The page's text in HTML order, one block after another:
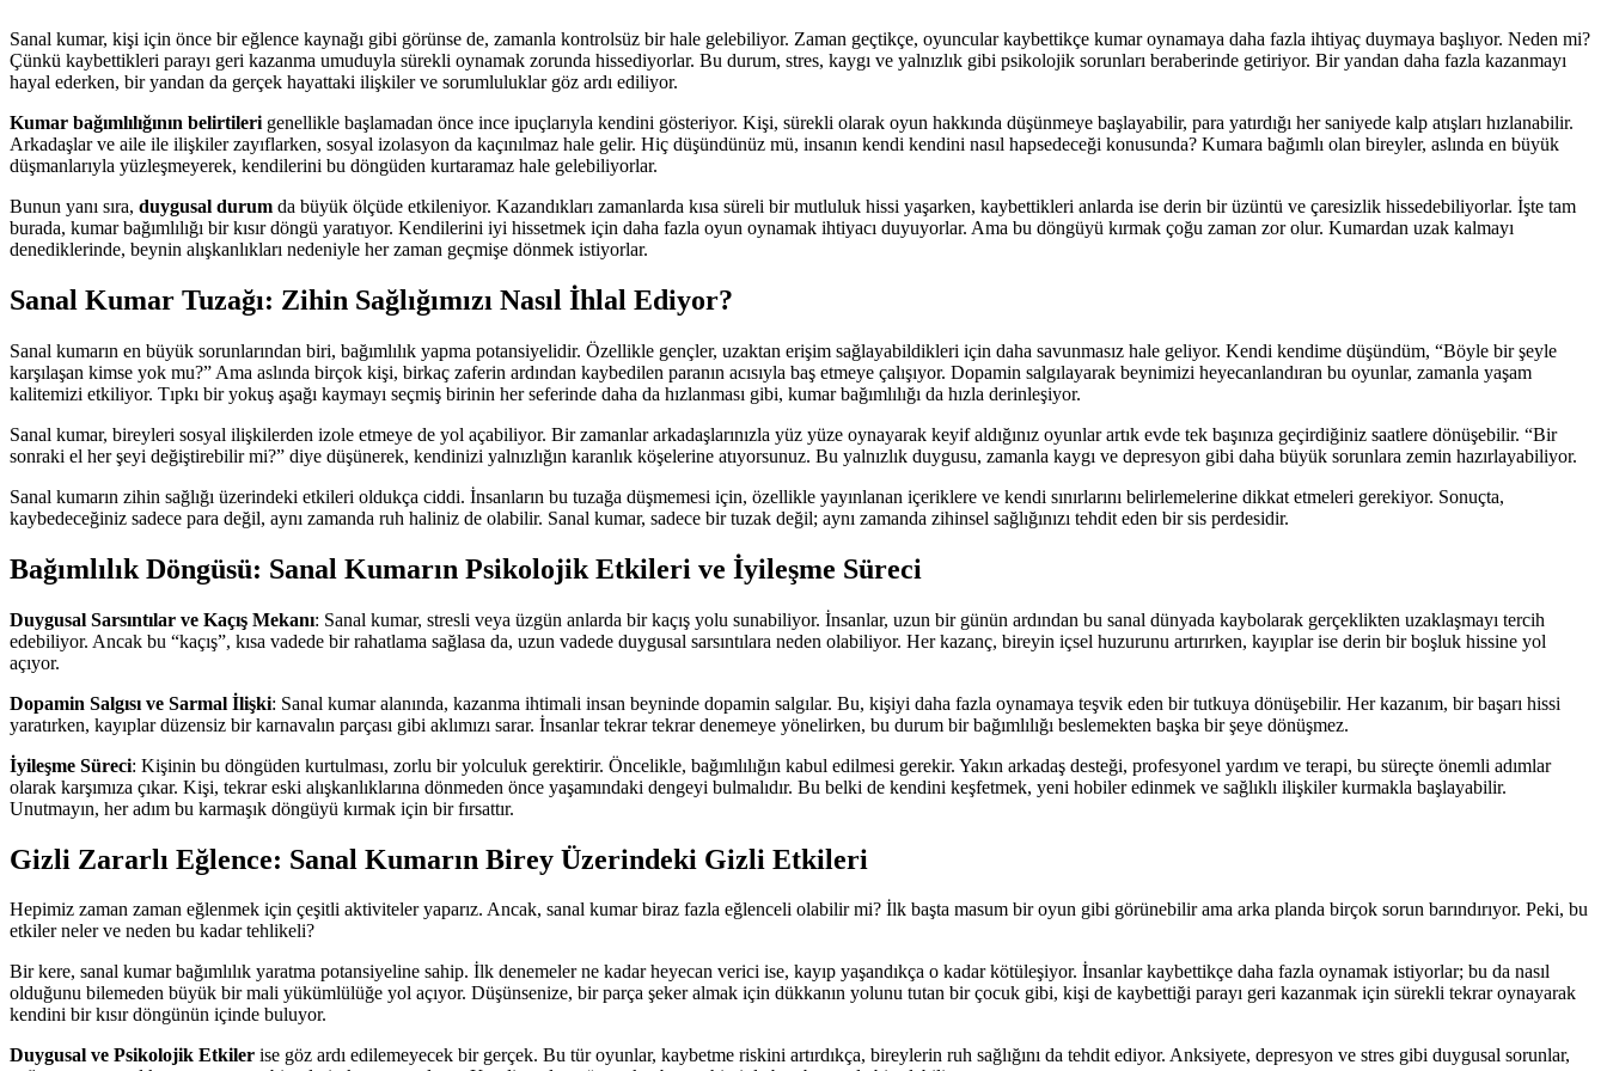
Sanal kumar, kişi için önce bir eğlence kaynağı gibi görünse de, zamanla kontrolsüz bir hale gelebiliyor. Zaman geçtikçe, oyuncular kaybettikçe kumar oynamaya daha fazla ihtiyaç duymaya başlıyor. Neden mi?
Çünkü kaybettikleri parayı geri kazanma umuduyla sürekli oynamak zorunda hissediyorlar. Bu durum, stres, kaygı ve yalnızlık gibi psikolojik sorunları beraberinde getiriyor. Bir yandan daha fazla kazanmayı
hayal ederken, bir yandan da gerçek hayattaki ilişkiler ve sorumluluklar göz ardı ediliyor.
Kumar bağımlılığının belirtileri genellikle başlamadan önce ince ipuçlarıyla kendini gösteriyor. Kişi, sürekli olarak oyun hakkında düşünmeye başlayabilir, para yatırdığı her saniyede kalp atışları hızlanabilir.
Arkadaşlar ve aile ile ilişkiler zayıflarken, sosyal izolasyon da kaçınılmaz hale gelir. Hiç düşündünüz mü, insanın kendi kendini nasıl hapsedeceği konusunda? Kumara bağımlı olan bireyler, aslında en büyük
düşmanlarıyla yüzleşmeyerek, kendilerini bu döngüden kurtaramaz hale gelebiliyorlar.
Bunun yanı sıra, duygusal durum da büyük ölçüde etkileniyor. Kazandıkları zamanlarda kısa süreli bir mutluluk hissi yaşarken, kaybettikleri anlarda ise derin bir üzüntü ve çaresizlik hissedebiliyorlar. İşte tam
burada, kumar bağımlılığı bir kısır döngü yaratıyor. Kendilerini iyi hissetmek için daha fazla oyun oynamak ihtiyacı duyuyorlar. Ama bu döngüyü kırmak çoğu zaman zor olur. Kumardan uzak kalmayı
denediklerinde, beynin alışkanlıkları nedeniyle her zaman geçmişe dönmek istiyorlar.
Sanal Kumar Tuzağı: Zihin Sağlığımızı Nasıl İhlal Ediyor?
Sanal kumarın en büyük sorunlarından biri, bağımlılık yapma potansiyelidir. Özellikle gençler, uzaktan erişim sağlayabildikleri için daha savunmasız hale geliyor. Kendi kendime düşündüm, “Böyle bir şeyle
karşılaşan kimse yok mu?” Ama aslında birçok kişi, birkaç zaferin ardından kaybedilen paranın acısıyla baş etmeye çalışıyor. Dopamin salgılayarak beynimizi heyecanlandıran bu oyunlar, zamanla yaşam
kalitemizi etkiliyor. Tıpkı bir yokuş aşağı kaymayı seçmiş birinin her seferinde daha da hızlanması gibi, kumar bağımlılığı da hızla derinleşiyor.
Sanal kumar, bireyleri sosyal ilişkilerden izole etmeye de yol açabiliyor. Bir zamanlar arkadaşlarınızla yüz yüze oynayarak keyif aldığınız oyunlar artık evde tek başınıza geçirdiğiniz saatlere dönüşebilir. “Bir
sonraki el her şeyi değiştirebilir mi?” diye düşünerek, kendinizi yalnızlığın karanlık köşelerine atıyorsunuz. Bu yalnızlık duygusu, zamanla kaygı ve depresyon gibi daha büyük sorunlara zemin hazırlayabiliyor.
Sanal kumarın zihin sağlığı üzerindeki etkileri oldukça ciddi. İnsanların bu tuzağa düşmemesi için, özellikle yayınlanan içeriklere ve kendi sınırlarını belirlemelerine dikkat etmeleri gerekiyor. Sonuçta,
kaybedeceğiniz sadece para değil, aynı zamanda ruh haliniz de olabilir. Sanal kumar, sadece bir tuzak değil; aynı zamanda zihinsel sağlığınızı tehdit eden bir sis perdesidir.
Bağımlılık Döngüsü: Sanal Kumarın Psikolojik Etkileri ve İyileşme Süreci
Duygusal Sarsıntılar ve Kaçış Mekanı: Sanal kumar, stresli veya üzgün anlarda bir kaçış yolu sunabiliyor. İnsanlar, uzun bir günün ardından bu sanal dünyada kaybolarak gerçeklikten uzaklaşmayı tercih
edebiliyor. Ancak bu “kaçış”, kısa vadede bir rahatlama sağlasa da, uzun vadede duygusal sarsıntılara neden olabiliyor. Her kazanç, bireyin içsel huzurunu artırırken, kayıplar ise derin bir boşluk hissine yol
açıyor.
Dopamin Salgısı ve Sarmal İlişki: Sanal kumar alanında, kazanma ihtimali insan beyninde dopamin salgılar. Bu, kişiyi daha fazla oynamaya teşvik eden bir tutkuya dönüşebilir. Her kazanım, bir başarı hissi
yaratırken, kayıplar düzensiz bir karnavalın parçası gibi aklımızı sarar. İnsanlar tekrar tekrar denemeye yönelirken, bu durum bir bağımlılığı beslemekten başka bir şeye dönüşmez.
İyileşme Süreci: Kişinin bu döngüden kurtulması, zorlu bir yolculuk gerektirir. Öncelikle, bağımlılığın kabul edilmesi gerekir. Yakın arkadaş desteği, profesyonel yardım ve terapi, bu süreçte önemli adımlar
olarak karşımıza çıkar. Kişi, tekrar eski alışkanlıklarına dönmeden önce yaşamındaki dengeyi bulmalıdır. Bu belki de kendini keşfetmek, yeni hobiler edinmek ve sağlıklı ilişkiler kurmakla başlayabilir.
Unutmayın, her adım bu karmaşık döngüyü kırmak için bir fırsattır.
Gizli Zararlı Eğlence: Sanal Kumarın Birey Üzerindeki Gizli Etkileri
Hepimiz zaman zaman eğlenmek için çeşitli aktiviteler yaparız. Ancak, sanal kumar biraz fazla eğlenceli olabilir mi? İlk başta masum bir oyun gibi görünebilir ama arka planda birçok sorun barındırıyor. Peki, bu
etkiler neler ve neden bu kadar tehlikeli?
Bir kere, sanal kumar bağımlılık yaratma potansiyeline sahip. İlk denemeler ne kadar heyecan verici ise, kayıp yaşandıkça o kadar kötüleşiyor. İnsanlar kaybettikçe daha fazla oynamak istiyorlar; bu da nasıl
olduğunu bilemeden büyük bir mali yükümlülüğe yol açıyor. Düşünsenize, bir parça şeker almak için dükkanın yolunu tutan bir çocuk gibi, kişi de kaybettiği parayı geri kazanmak için sürekli tekrar oynayarak
kendini bir kısır döngünün içinde buluyor.
Duygusal ve Psikolojik Etkiler ise göz ardı edilemeyecek bir gerçek. Bu tür oyunlar, kaybetme riskini artırdıkça, bireylerin ruh sağlığını da tehdit ediyor. Anksiyete, depresyon ve stres gibi duygusal sorunlar,